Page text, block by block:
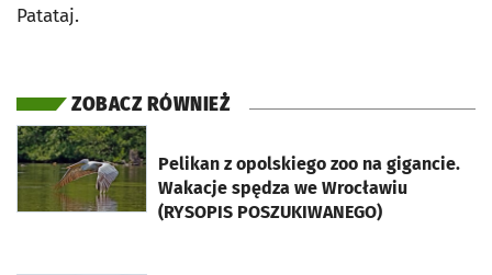
Patataj.
ZOBACZ RÓWNIEŻ
Pelikan z opolskiego zoo na gigancie.
Wakacje spędza we Wrocławiu
(RYSOPIS POSZUKIWANEGO)
otworzy się w nowej karcie